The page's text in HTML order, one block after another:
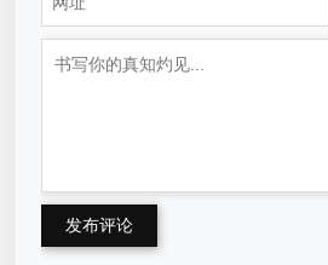
发布评论